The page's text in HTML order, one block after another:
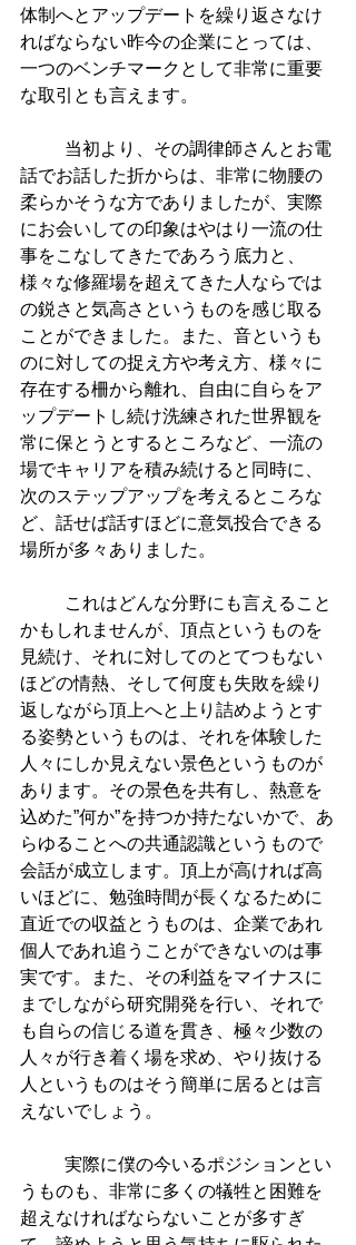
体制へとアップデートを繰り返さなけ
ればならない昨今の企業にとっては、
一つのベンチマークとして非常に重要
な取引とも言えます。
話でお話した折からは、非常に物腰の
柔らかそうな方でありましたが、実際
にお会いしての印象はやはり一流の仕
事をこなしてきたであろう底力と、
様々な修羅場を超えてきた人ならでは
の鋭さと気高さというものを感じ取る
ことができました。また、音というも
のに対しての捉え方や考え方、様々に
存在する柵から離れ、自由に自らをア
ップデートし続け洗練された世界観を
常に保とうとするところなど、一流の
場でキャリアを積み続けると同時に、
次のステップアップを考えるところな
ど、話せば話すほどに意気投合できる
場所が多々ありました。
かもしれませんが、頂点というものを
見続け、それに対してのとてつもない
ほどの情熱、そして何度も失敗を繰り
返しながら頂上へと上り詰めようとす
る姿勢というものは、それを体験した
人々にしか見えない景色というものが
あります。その景色を共有し、熱意を
込めた”何か”を持つか持たないかで、あ
らゆることへの共通認識というもので
会話が成立します。頂上が高ければ高
いほどに、勉強時間が長くなるために
直近での収益とうものは、企業であれ
個人であれ追うことができないのは事
実です。また、その利益をマイナスに
までしながら研究開発を行い、それで
も自らの信じる道を貫き、極々少数の
人々が行き着く場を求め、やり抜ける
人というものはそう簡単に居るとは言
えないでしょう。
うものも、非常に多くの犠牲と困難を
超えなければならないことが多すぎ